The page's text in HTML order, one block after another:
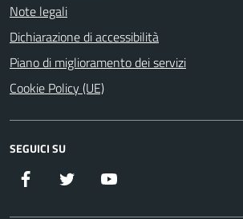
Note legali
Dichiarazione di accessibilità
Piano di miglioramento dei servizi
Cookie Policy (UE)
SEGUICI SU
Facebook Twitter